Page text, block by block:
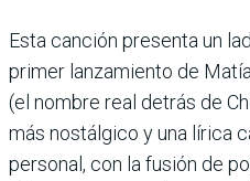
Esta canción presenta un
primer lanzamiento de
(el nombre real detrás de
más nostálgico y una lírica
personal, con la fusión de